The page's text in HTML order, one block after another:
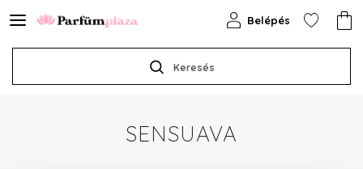
Keresés
Belépés
SENSUAVA